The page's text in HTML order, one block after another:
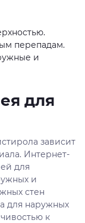
перепадам.
и
для
зависит
Интернет-
для
и
стен
для наружных
к